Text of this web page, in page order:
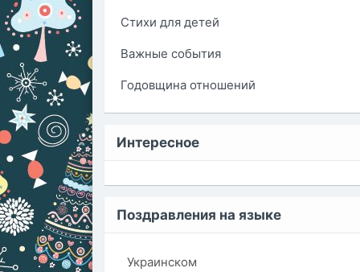
Стихи для детей
Важные события
Годовщина отношений
Интересное
Поздравления на языке
Украинском